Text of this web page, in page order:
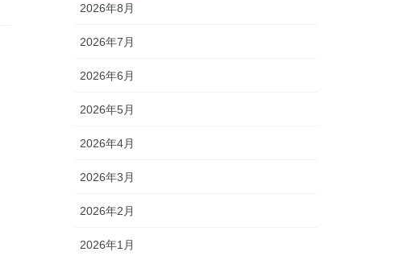
2026年8月
2026年7月
2026年6月
2026年5月
2026年4月
2026年3月
2026年2月
2026年1月